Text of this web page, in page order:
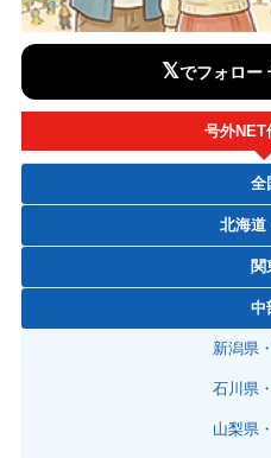
𝕏でフォロー
号外NET
全
北海道
関
中
新潟県
石川県
山梨県